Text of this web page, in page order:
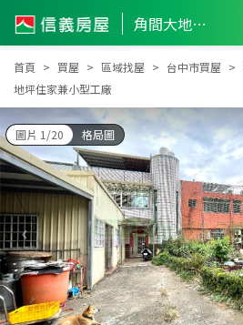
角間大地坪住家兼小型工廠
首頁 買屋 區域找屋 台中市買屋
地坪住家兼小型工廠
圖片 1/20 格局圖